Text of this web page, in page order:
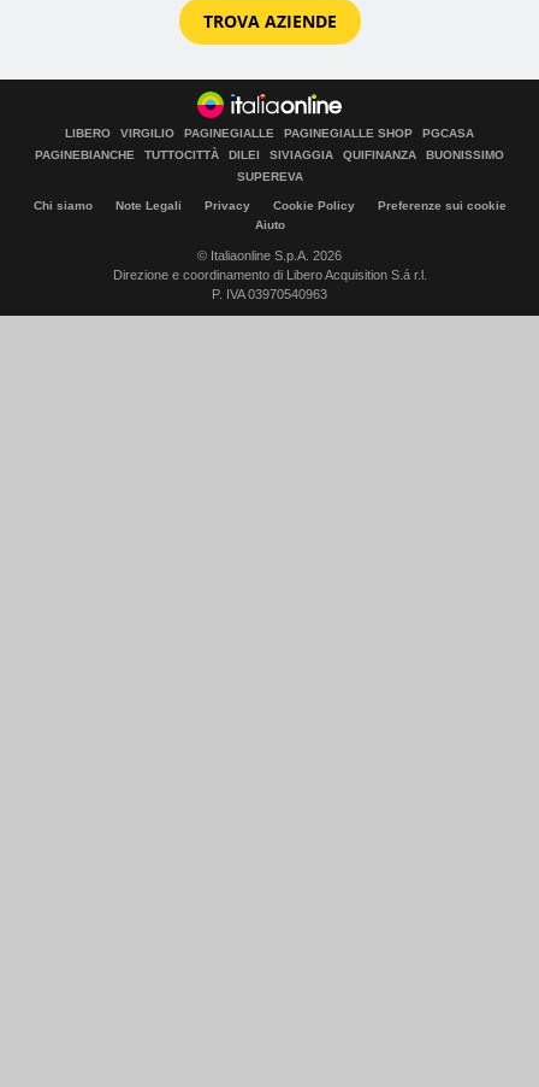
TROVA AZIENDE
LIBERO VIRGILIO PAGINEGIALLE PAGINEGIALLE SHOP
PGCASA
PAGINEBIANCHE
TUTTOCITTÀ DILEI SIVIAGGIA QUIFINANZA
BUONISSIMO
SUPEREVA
Chi siamo Note Legali Privacy Cookie Policy
Preferenze sui cookie
Aiuto
© Italiaonline S.p.A. 2026
Direzione e coordinamento di Libero Acquisition S.á r.l.
P. IVA 03970540963